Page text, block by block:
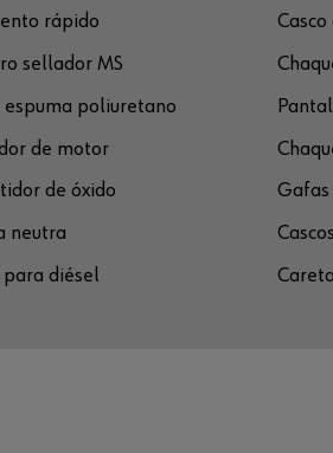
rápido
sellador MS
espuma poliuretano
de motor
de óxido
neutra
diésel